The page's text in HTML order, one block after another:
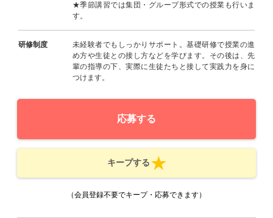
★季節講習では集団・グループ形式での授業も行いま
す。
研修制度
未経験者でもしっかりサポート。基礎研修で授業の進
め方や生徒との接し方などを学びます。その後は、先
輩の指導の下、実際に生徒たちと接して実践力を身に
つけます。
応募する
キープする
（会員登録不要でキープ・応募できます）